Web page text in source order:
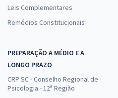
Leis Complementares
Remédios Constitucionais
PREPARAÇÃO A MÉDIO E A
LONGO PRAZO
CRP SC - Conselho Regional de
Psicologia - 12ª Região